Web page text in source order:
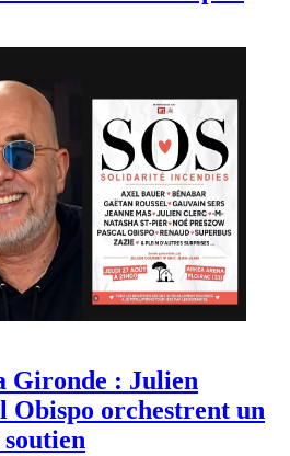
Gironde : Julien
Obispo orchestrent un